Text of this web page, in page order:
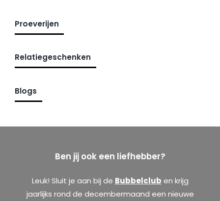
Proeverijen
Relatiegeschenken
Blogs
Champagne Rosé
Ben jij ook een liefhebber?
Leuk! Sluit je aan bij de Bubbelclub en krijg
jaarlijks rond de decembermaand een nieuwe